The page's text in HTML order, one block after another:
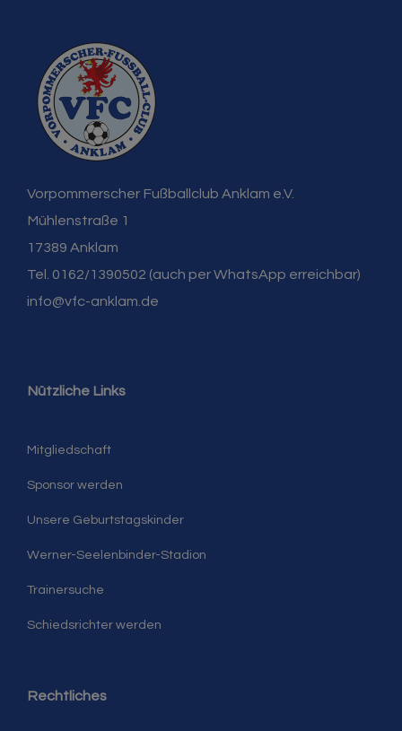
Vorpommerscher Fußballclub Anklam e.V.
Mühlenstraße 1
17389 Anklam
Tel. 0162/1390502 (auch per WhatsApp erreichbar)
info@vfc-anklam.de
Nützliche Links
Mitgliedschaft
Sponsor werden
Unsere Geburtstagskinder
Werner-Seelenbinder-Stadion
Trainersuche
Schiedsrichter werden
Rechtliches